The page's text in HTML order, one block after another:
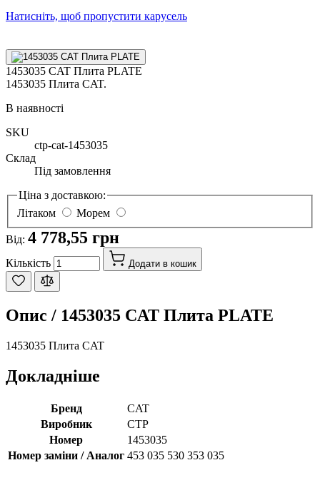
Натисніть, щоб пропустити карусель
1453035 CAT Плита PLATE
1453035 Плита CAT.
В наявності
SKU
ctp-cat-1453035
Склад
Під замовлення
Ціна з доставкою:
Літаком
Морем
Від: 4 778,55 грн
Кількість Додати в кошик
Опис / 1453035 CAT Плита PLATE
1453035 Плита CAT
Докладніше
Бренд
CAT
Виробник
CTP
Номер
1453035
Номер заміни / Аналог 453 035 530 353 035